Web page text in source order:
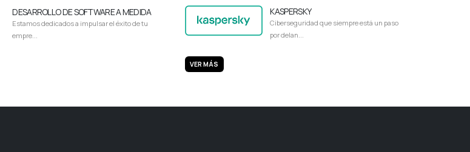
DESARROLLO DE SOFTWARE A MEDIDA
Estamos dedicados a impulsar el éxito de tu
empre...
KASPERSKY
Ciberseguridad que siempre está un paso
por delan...
VER MÁS